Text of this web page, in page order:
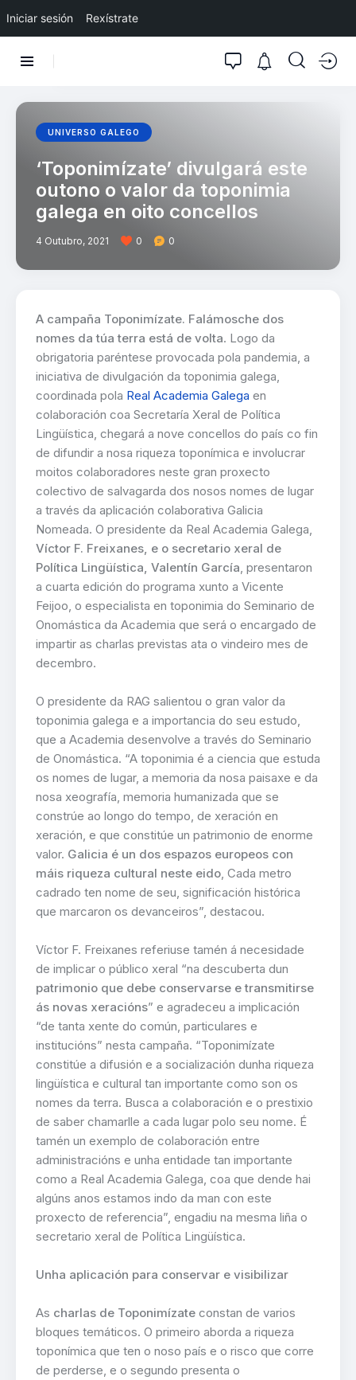
Iniciar sesión Rexístrate
UNIVERSO GALEGO
‘Toponimízate’ divulgará este
outono o valor da toponimia
galega en oito concellos
4 Outubro, 2021 0 0
A campaña Toponimízate. Falámosche dos
nomes da túa terra está de volta. Logo da
obrigatoria paréntese provocada pola pandemia, a
iniciativa de divulgación da toponimia galega,
coordinada pola Real Academia Galega en
colaboración coa Secretaría Xeral de Política
Lingüística, chegará a nove concellos do país co fin
de difundir a nosa riqueza toponímica e involucrar
moitos colaboradores neste gran proxecto
colectivo de salvagarda dos nosos nomes de lugar
a través da aplicación colaborativa Galicia
Nomeada. O presidente da Real Academia Galega,
Víctor F. Freixanes, e o secretario xeral de
Política Lingüística, Valentín García , presentaron
a cuarta edición do programa xunto a Vicente
Feijoo, o especialista en toponimia do Seminario de
Onomástica da Academia que será o encargado de
impartir as charlas previstas ata o vindeiro mes de
decembro.
O presidente da RAG salientou o gran valor da
toponimia galega e a importancia do seu estudo,
que a Academia desenvolve a través do Seminario
de Onomástica. “A toponimia é a ciencia que estuda
os nomes de lugar, a memoria da nosa paisaxe e da
nosa xeografía, memoria humanizada que se
constrúe ao longo do tempo, de xeración en
xeración, e que constitúe un patrimonio de enorme
valor. Galicia é un dos espazos europeos con
máis riqueza cultural neste eido , Cada metro
cadrado ten nome de seu, significación histórica
que marcaron os devanceiros”, destacou.
Víctor F. Freixanes referiuse tamén á necesidade
de implicar o público xeral “na descuberta dun
patrimonio que debe conservarse e transmitirse
ás novas xeracións” e agradeceu a implicación
“de tanta xente do común, particulares e
institucións” nesta campaña. “Toponimízate
constitúe a difusión e a socialización dunha riqueza
lingüística e cultural tan importante como son os
nomes da terra. Busca a colaboración e o prestixio
de saber chamarlle a cada lugar polo seu nome. É
tamén un exemplo de colaboración entre
administracións e unha entidade tan importante
como a Real Academia Galega, coa que dende hai
algúns anos estamos indo da man con este
proxecto de referencia”, engadiu na mesma liña o
secretario xeral de Política Lingüística.
Unha aplicación para conservar e visibilizar
As charlas de Toponimízate constan de varios
bloques temáticos. O primeiro aborda a riqueza
toponímica que ten o noso país e o risco que corre
de perderse, e o segundo presenta o